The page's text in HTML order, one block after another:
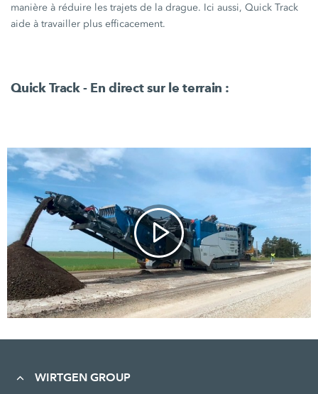
manière à réduire les trajets de la drague. Ici aussi, Quick Track
aide à travailler plus efficacement.
Quick Track - En direct sur leterrain :
WIRTGEN GROUP